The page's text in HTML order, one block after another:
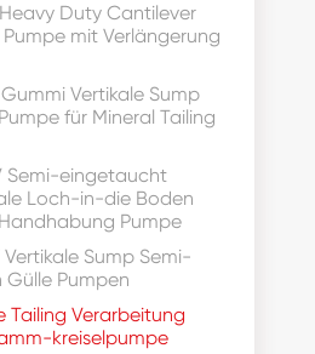
Duty Cantilever
Pumpe mit Verlängerung
Vertikale Sump
für Mineral Tailing
Semi-eingetaucht
Loch-in-die Boden
Pumpe
Vertikale Sump Semi-
Gülle Pumpen
Tailing Verarbeitung
kreiselpumpe